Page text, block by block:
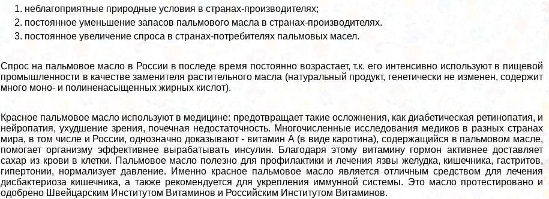
нeблагоприятные природные условия в странах-производителях;
постоянное уменьшение запасов пальмового масла в странах-производителях.
постоянное увеличение спроса в странах-потребителях пальмовых масел.
Спрос на пальмовое масло в России в последе время постоянно возрастает, т.к. его интенсивно используют в пищевой
промышленности в качестве заменителя растительного масла (натуральный продукт, генетически не изменен, содержит
много моно- и полиненасыщенных жирных кислот).
Красное пальмовое масло используют в медицине: предотвращает такие осложнения, как диабетическая ретинопатия, и
нейропатия, ухудшение зрения, почечная недостаточность. Многочисленные исследования медиков в разных странах
мира, в том числе и России, однозначно доказывают - витамин А (в виде каротина), содержащийся в пальмовом масле,
помогает организму эффективнее выpaбатывать инсулин. Благодаря этому витамину гормон активнее доставляет
сахар из крови в клетки. Пальмовое масло полезно для профилактики и лечения язвы желудка, кишечника, гастритов,
гипертонии, нормализует давление. Именно красное пальмовое масло является отличным средством для лечения
дисбактериоза кишечника, а также рекомендуется для укрепления иммунной системы. Это масло протестировано и
одобрено Швейцарским Институтом Витаминов и Российским Институтом Витаминов.